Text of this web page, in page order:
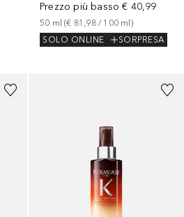
Prezzo più basso € 40,99
50 ml (€ 81,98 / 100 ml )
SOLO ONLINE
SORPRESA